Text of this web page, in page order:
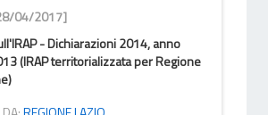
28/04/2017]
- Dichiarazioni 2014, anno
(IRAP territorializzata per Regione